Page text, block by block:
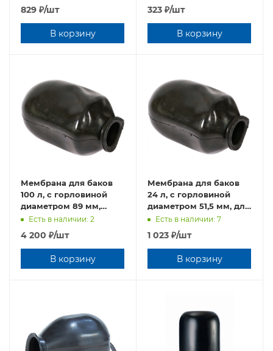
829 ₽/шт
В корзину
323 ₽/шт
В корзину
Мембрана для баков
100 л, с горловиной
диаметром 89 мм,
проходная.
Есть в наличии: 2
4 200 ₽/шт
В корзину
Мембрана для баков
24 л, с горловиной
диаметром 51,5 мм, для
отопления
Есть в наличии: 7
1 023 ₽/шт
В корзину